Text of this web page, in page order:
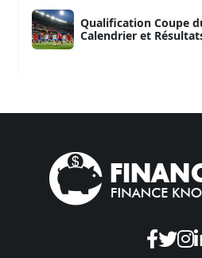
Qualification Coupe
Calendrier et